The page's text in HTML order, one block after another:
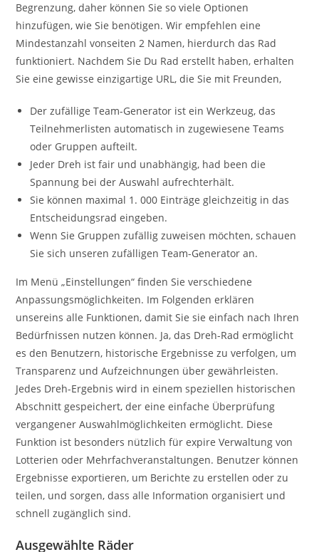
Begrenzung, daher können Sie so viele Optionen
hinzufügen, wie Sie benötigen. Wir empfehlen eine
Mindestanzahl vonseiten 2 Namen, hierdurch das Rad
funktioniert. Nachdem Sie Du Rad erstellt haben, erhalten
Sie eine gewisse einzigartige URL, die Sie mit Freunden,
Der zufällige Team-Generator ist ein Werkzeug, das
Teilnehmerlisten automatisch in zugewiesene Teams
oder Gruppen aufteilt.
Jeder Dreh ist fair und unabhängig, had been die
Spannung bei der Auswahl aufrechterhält.
Sie können maximal 1. 000 Einträge gleichzeitig in das
Entscheidungsrad eingeben.
Wenn Sie Gruppen zufällig zuweisen möchten, schauen
Sie sich unseren zufälligen Team-Generator an.
Im Menü „Einstellungen“ finden Sie verschiedene
Anpassungsmöglichkeiten. Im Folgenden erklären
unsereins alle Funktionen, damit Sie sie einfach nach Ihren
Bedürfnissen nutzen können. Ja, das Dreh-Rad ermöglicht
es den Benutzern, historische Ergebnisse zu verfolgen, um
Transparenz und Aufzeichnungen über gewährleisten.
Jedes Dreh-Ergebnis wird in einem speziellen historischen
Abschnitt gespeichert, der eine einfache Überprüfung
vergangener Auswahlmöglichkeiten ermöglicht. Diese
Funktion ist besonders nützlich für expire Verwaltung von
Lotterien oder Mehrfachveranstaltungen. Benutzer können
Ergebnisse exportieren, um Berichte zu erstellen oder zu
teilen, und sorgen, dass alle Information organisiert und
schnell zugänglich sind.
Ausgewählte Räder